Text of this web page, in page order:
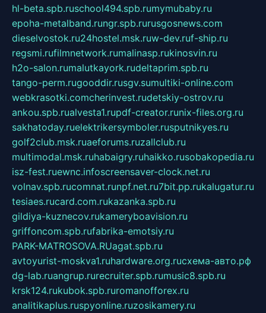
hl-beta.spb.ruschool494.spb.rumymubaby.ru
epoha-metalband.rungr.spb.rurusgosnews.com
dieselvostok.ru24hostel.msk.ruw-dev.ruf-ship.ru
regsmi.rufilmnetwork.rumalinasp.rukinosvin.ru
h2o-salon.rumalutkayork.rudeltaprim.spb.ru
tango-perm.rugooddir.rusgv.sumultiki-online.com
webkrasotki.comcherinvest.rudetskiy-ostrov.ru
ankou.spb.rualvesta1.rupdf-creator.runix-files.org.ru
sakhatoday.ruelektrikersymboler.rusputnikyes.ru
golf2club.msk.ruaeforums.ruzallclub.ru
multimodal.msk.ruhabaigry.ruhaikko.rusobakopedia.ru
isz-fest.ruewnc.infoscreensaver-clock.net.ru
volnav.spb.rucomnat.runpf.net.ru7bit.pp.rukalugatur.ru
tesiaes.rucard.com.rukazanka.spb.ru
gildiya-kuznecov.rukameryboavision.ru
griffoncom.spb.rufabrika-emotsiy.ru
PARK-MATROSOVA.RUagat.spb.ru
avtoyurist-moskva1.ruhardware.org.ruсхема-авто.рф
dg-lab.ruangrup.rurecruiter.spb.rumusic8.spb.ru
krsk124.rukubok.spb.ruromanofforex.ru
analitikaplus.ruspyonline.ruzosikamery.ru